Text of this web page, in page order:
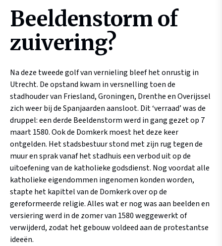
Beeldenstorm of
zuivering?
Na deze tweede golf van vernieling bleef het onrustig in
Utrecht. De opstand kwam in versnelling toen de
stadhouder van Friesland, Groningen, Drenthe en Overijssel
zich weer bij de Spanjaarden aansloot. Dit ‘verraad’ was de
druppel: een derde Beeldenstorm werd in gang gezet op 7
maart 1580. Ook de Domkerk moest het deze keer
ontgelden. Het stadsbestuur stond met zijn rug tegen de
muur en sprak vanaf het stadhuis een verbod uit op de
uitoefening van de katholieke godsdienst. Nog voordat alle
katholieke eigendommen ingenomen konden worden,
stapte het kapittel van de Domkerk over op de
gereformeerde religie. Alles wat er nog was aan beelden en
versiering werd in de zomer van 1580 weggewerkt of
verwijderd, zodat het gebouw voldeed aan de protestantse
ideeën.